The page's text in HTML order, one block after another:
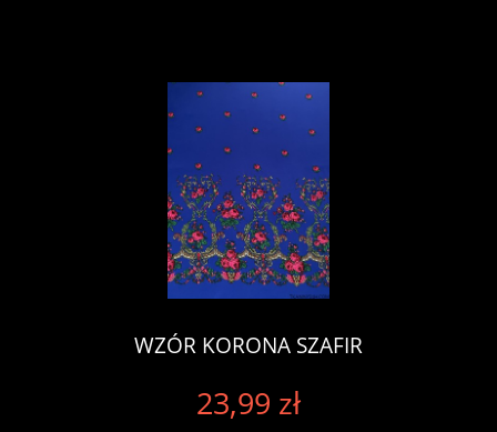
WZÓR KORONA SZAFIR
23,99 zł